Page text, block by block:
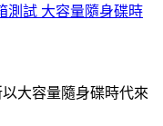
測試 大容量隨身碟時
大容量隨身碟時代來